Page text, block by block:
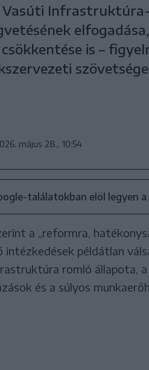
Vasúti
is –
szövetsége
május 28., 10:54
találatokban elöl legyen a
a „reformra,
példátlan
romló állapota,
és a súlyos